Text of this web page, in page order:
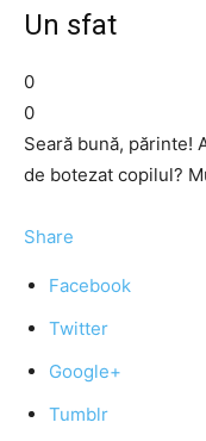
Un sfat
0
0
Seară bună, părinte!
de botezat copilul?
Share
Facebook
Twitter
Google+
Tumblr